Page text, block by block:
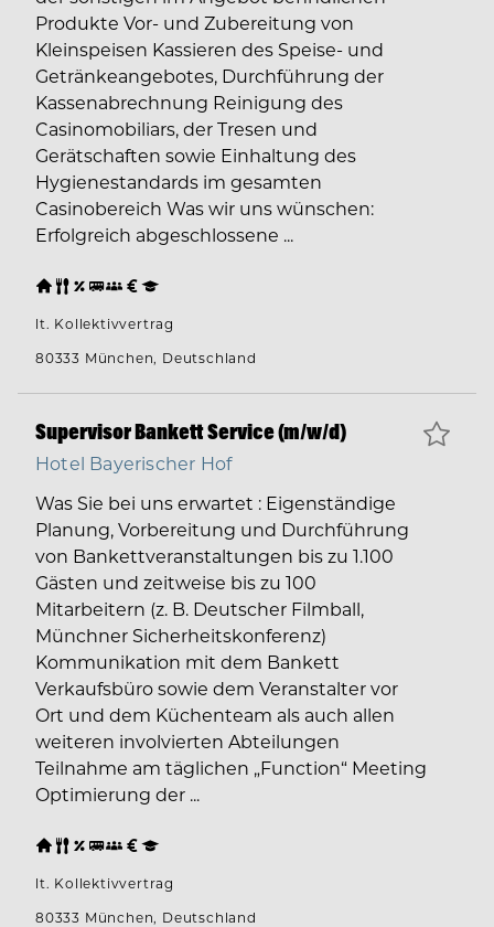
Produkte Vor- und Zubereitung von
Kleinspeisen Kassieren des Speise- und
Getränkeangebotes, Durchführung der
Kassenabrechnung Reinigung des
Casinomobiliars, der Tresen und
Gerätschaften sowie Einhaltung des
Hygienestandards im gesamten
Casinobereich Was wir uns wünschen:
Erfolgreich abgeschlossene ...
lt. Kollektivvertrag
80333 München, Deutschland
Supervisor Bankett Service (m/w/d)
Hotel Bayerischer Hof
Was Sie bei uns erwartet : Eigenständige
Planung, Vorbereitung und Durchführung
von Bankettveranstaltungen bis zu 1.100
Gästen und zeitweise bis zu 100
Mitarbeitern (z. B. Deutscher Filmball,
Münchner Sicherheitskonferenz)
Kommunikation mit dem Bankett
Verkaufsbüro sowie dem Veranstalter vor
Ort und dem Küchenteam als auch allen
weiteren involvierten Abteilungen
Teilnahme am täglichen „Function“ Meeting
Optimierung der ...
lt. Kollektivvertrag
80333 München, Deutschland